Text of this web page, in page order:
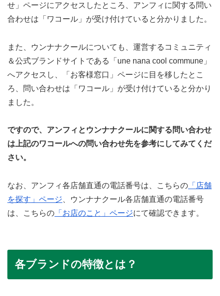
せ」ページにアクセスしたところ、アンフィに関する問い
合わせは「ワコール」が受け付けていると分かりました。
また、ウンナナクールについても、運営するコミュニティ
＆公式ブランドサイトである「une nana cool commune」
へアクセスし、「お客様窓口」ページに目を移したとこ
ろ、問い合わせは「ワコール」が受け付けていると分かり
ました。
ですので、アンフィとウンナナクールに関する問い合わせ
は上記のワコールへの問い合わせ先を参考にしてみてくだ
さい。
なお、アンフィ各店舗直通の電話番号は、こちらの 「店舗
を探す」ページ 、ウンナナクール各店舗直通の電話番号
は、こちらの 「お店のこと」ページにて確認できます。
各ブランドの特徴とは？